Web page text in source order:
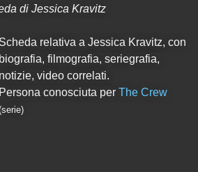
di Jessica Kravitz
Scheda relativa a Jessica Kravitz, con
biografia, filmografia, seriegrafia,
notizie, video correlati.
Persona conosciuta perThe Crew